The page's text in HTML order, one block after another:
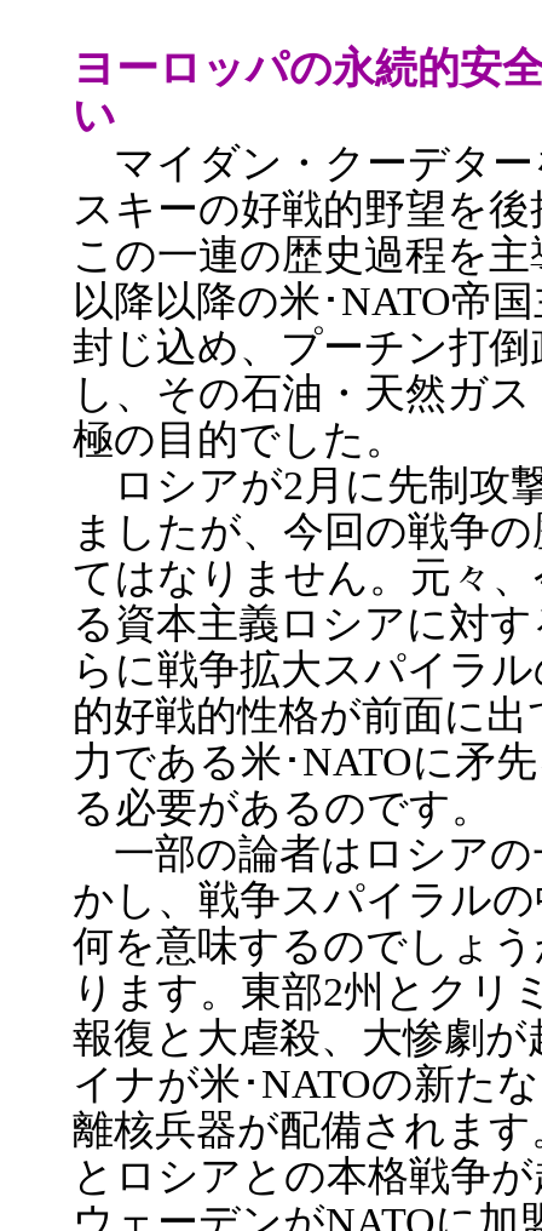
ヨーロッパの永続的安
い
マイダン・クーデタ
スキーの好戦的野望を
この一連の歴史過程を
以降以降の米･NATO帝
封じ込め、プーチン打
し、その石油・天然ガ
極の目的でした。
ロシアが2月に先制攻
ましたが、今回の戦争
てはなりません。元々
る資本主義ロシアに対
らに戦争拡大スパイラ
的好戦的性格が前面に
力である米･NATOに矛
る必要があるのです。
一部の論者はロシアの
かし、戦争スパイラル
何を意味するのでしょ
ります。東部2州とクリ
報復と大虐殺、大惨劇
イナが米･NATOの新た
離核兵器が配備されま
とロシアとの本格戦争
ウェーデンがNATOに